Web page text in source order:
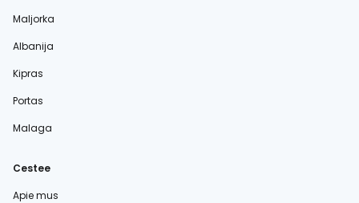
Maljorka
Albanija
Kipras
Portas
Malaga
Cestee
Apie mus